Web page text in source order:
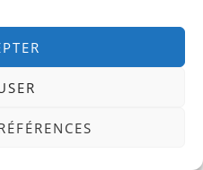
: mon bilan a
ma
coaching. »